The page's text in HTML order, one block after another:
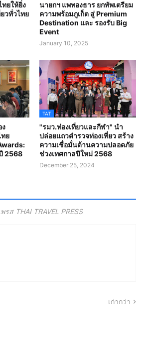
ยให้ยิ่ง
วทั่วไทย
นายกฯ แพทองธาร ยกทัพเตรียม
ความพร้อมภูเก็ต สู่ Premium
Destination และ รองรับ Big
Event
January 10, 2025
ทย
2568
TAT
"รมว.ท่องเที่ยวและกีฬา" นำ
ปล่อยแถวตำรวจท่องเที่ยว สร้าง
ความเชื่อมั่นด้านความปลอดภัย
ช่วงเทศกาลปีใหม่ 2568
December 25, 2024
ส THAI TRAVEL PRESS
เก่ากว่า